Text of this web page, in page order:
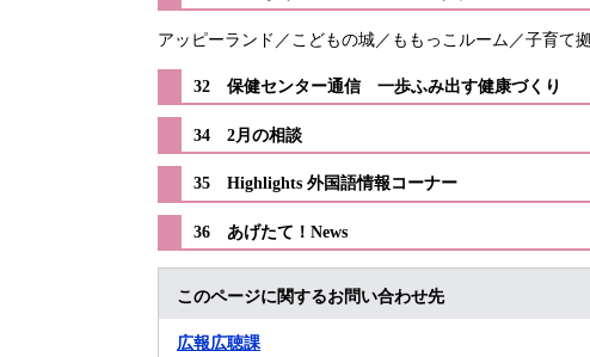
アッピーランド／こどもの城／ももっこルーム／子育て
32 保健センター通信 一歩ふみ出す健康づくり
34 2月の相談
​35 Highlights 外国語情報コーナー
​36 あげたて！News
このページに関するお問い合わせ先
広報広聴課